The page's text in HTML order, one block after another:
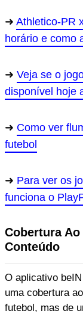
Athletico-PR
horário e como
Veja se o
disponível hoje
Como ver
futebol
Para ver os
funciona o
Cobertura
Conteúdo
O aplicativo
uma cobertura
futebol, mas de